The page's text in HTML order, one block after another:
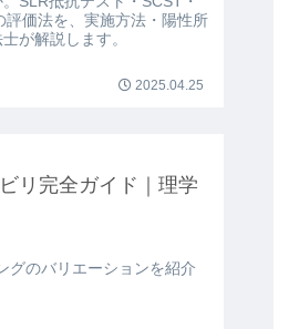
価法を、実施方法・陽性所
が解説します。
2025.04.25
リ完全ガイド｜理学
グのバリエーションを紹介